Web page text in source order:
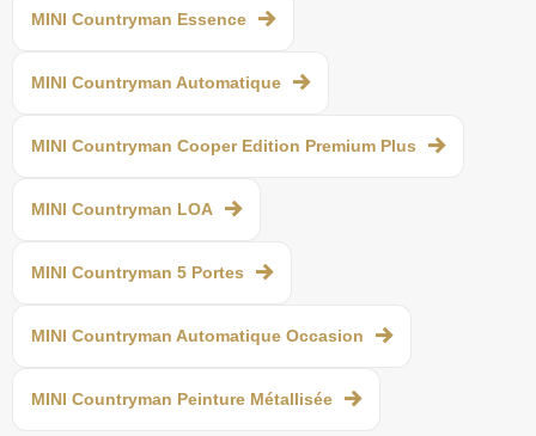
MINI Countryman Essence
MINI Countryman Automatique
MINI Countryman Cooper Edition Premium Plus
MINI Countryman LOA
MINI Countryman 5 Portes
MINI Countryman Automatique Occasion
MINI Countryman Peinture Métallisée